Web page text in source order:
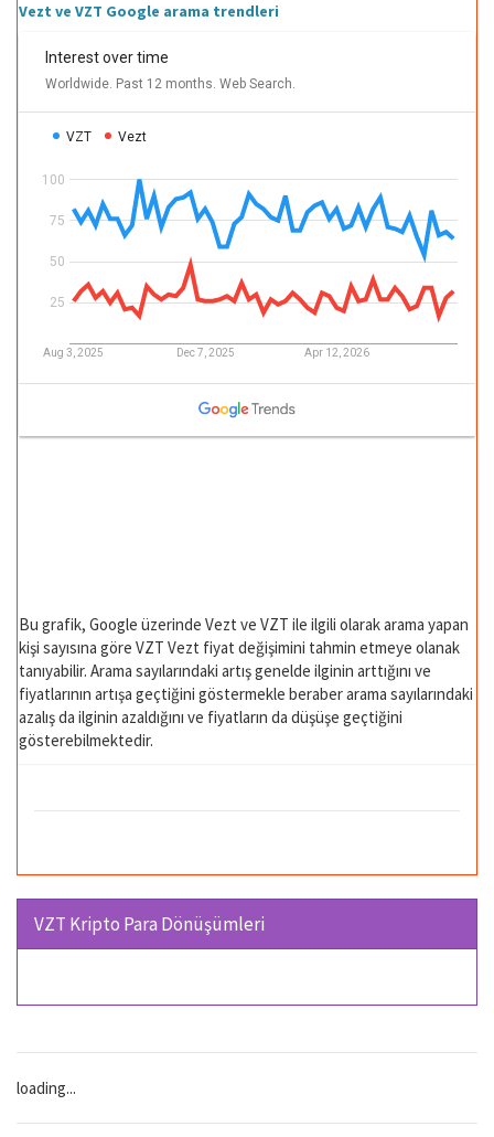
Vezt ve VZT Google arama trendleri
Bu grafik, Google üzerinde Vezt ve VZT ile ilgili olarak arama yapan
kişi sayısına göre VZT Vezt fiyat değişimini tahmin etmeye olanak
tanıyabilir. Arama sayılarındaki artış genelde ilginin arttığını ve
fiyatlarının artışa geçtiğini göstermekle beraber arama sayılarındaki
azalış da ilginin azaldığını ve fiyatların da düşüşe geçtiğini
gösterebilmektedir.
VZT Kripto Para Dönüşümleri
loading...